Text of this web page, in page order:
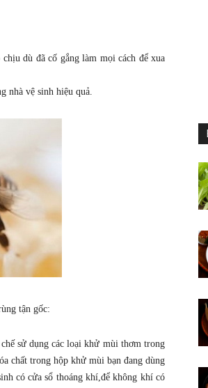
dù đã cố gắng làm mọi cách để xua
nhà vệ sinh hiệu quả.
tận gốc:
sử dụng các loại khử mùi thơm trong
chất trong hộp khử mùi bạn đang dùng
có cửa sổ thoáng khí,để không khí có